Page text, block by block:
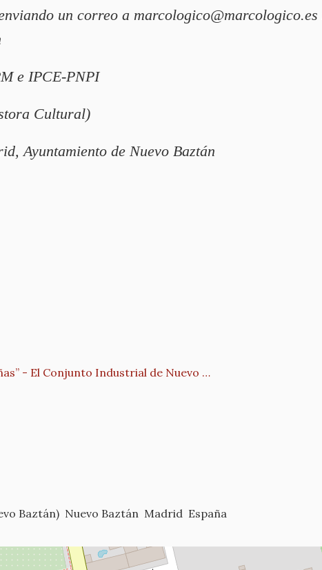
un correo a marcologico@marcologico.es
e IPCE-PNPI
Cultural)
Ayuntamiento de Nuevo Baztán
- El Conjunto Industrial de Nuevo …
Baztán) Nuevo Baztán Madrid España